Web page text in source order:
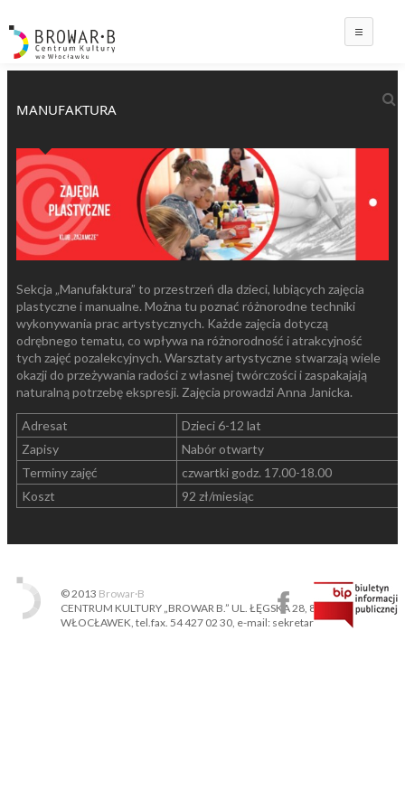
MANUFAKTURA
Sekcja „Manufaktura” to przestrzeń dla dzieci, lubiących zajęcia
plastyczne i manualne. Można tu poznać różnorodne techniki
wykonywania prac artystycznych. Każde zajęcia dotyczą
odrębnego tematu, co wpływa na różnorodność i atrakcyjność
tych zajęć pozalekcyjnych. Warsztaty artystyczne stwarzają wiele
okazji do przeżywania radości z własnej twórczości i zaspakajają
naturalną potrzebę ekspresji. Zajęcia prowadzi Anna Janicka.
Adresat
Dzieci 6-12 lat
Zapisy
Nabór otwarty
Terminy zajęć
czwartki godz. 17.00-18.00
Koszt
92 zł/miesiąc
© 2013 Browar·B
CENTRUM KULTURY „BROWAR B.” UL. ŁĘGSKA 28, 87-800
WŁOCŁAWEK, tel.fax. 54 427 02 30, e-mail: sekretariat@ckbb.pl